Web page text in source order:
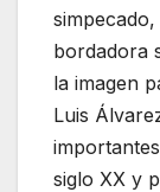
bordadora
la imagen
Luis
siglo XX y